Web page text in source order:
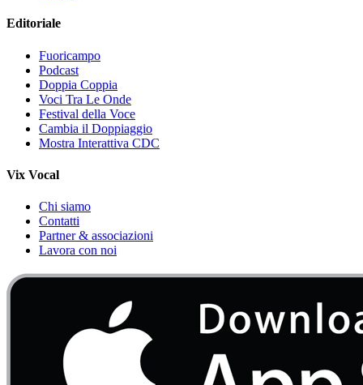
Editoriale
Fuoricampo
Podcast
Doppia Coppia
Voci Tra Le Onde
Festival della Voce
Cambia il Doppiaggio
Mostra Interattiva CDC
Vix Vocal
Chi siamo
Contatti
Partner & associazioni
Lavora con noi